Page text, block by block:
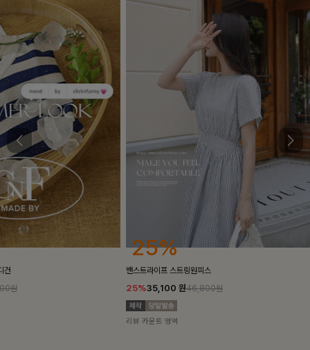
25%
밴스트라이프 스트링원피스
46,800원
10%